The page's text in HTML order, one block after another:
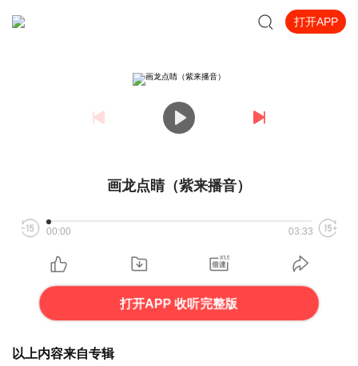
打开APP
画龙点睛（紫来播音）
00:00 03:33
打开APP 收听完整版
以上内容来自专辑